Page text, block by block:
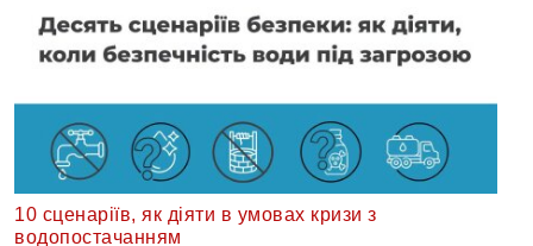
10 сценаріїв, як діяти в умовах кризи з
водопостачанням